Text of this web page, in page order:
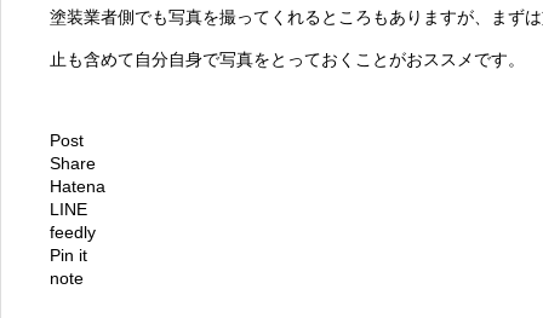
塗装業者側でも写真を撮ってくれるところもありますが、まず
止も含めて自分自身で写真をとっておくことがおススメです。
Post
Share
Hatena
LINE
feedly
Pin it
note